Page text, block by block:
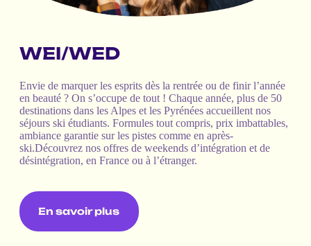
WEI/WED
Envie de marquer les esprits dès la rentrée ou de finir l’année
en beauté ? On s’occupe de tout ! Chaque année, plus de 50
destinations dans les Alpes et les Pyrénées accueillent nos
séjours ski étudiants. Formules tout compris, prix imbattables,
ambiance garantie sur les pistes comme en après-
ski.Découvrez nos offres de weekends d’intégration et de
désintégration, en France ou à l’étranger.
En savoir plus